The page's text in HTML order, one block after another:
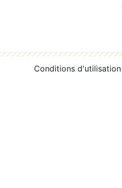
Conditions d'utilisation